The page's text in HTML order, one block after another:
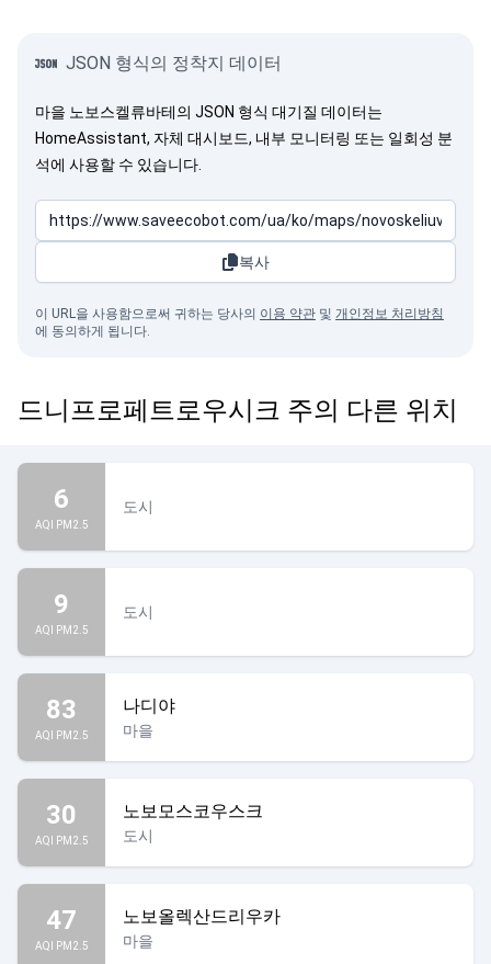
JSON 형식의 정착지 데이터
마을 노보스켈류바테의 JSON 형식 대기질 데이터는
HomeAssistant, 자체 대시보드, 내부 모니터링 또는 일회성 분
석에 사용할 수 있습니다.
복사
이 URL을 사용함으로써 귀하는 당사의 이용 약관 및 개인정보 처리방침
에 동의하게 됩니다.
드니프로페트로우시크 주의 다른 위치
6
AQI PM2.5
도시
9
AQI PM2.5
도시
83
AQI PM2.5
나디야
마을
30
AQI PM2.5
노보모스코우스크
도시
47
AQI PM2.5
노보올렉산드리우카
마을